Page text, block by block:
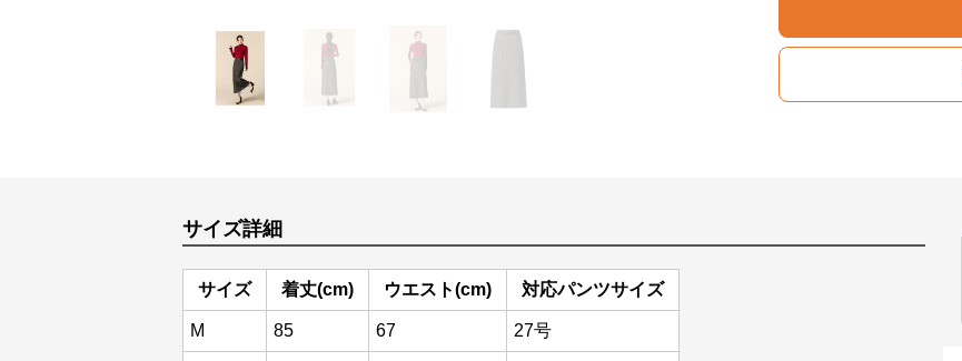
サイズ詳細
サイズ 着丈(cm) ウエスト(cm) 対応パンツサイズ
M 85 67 27号